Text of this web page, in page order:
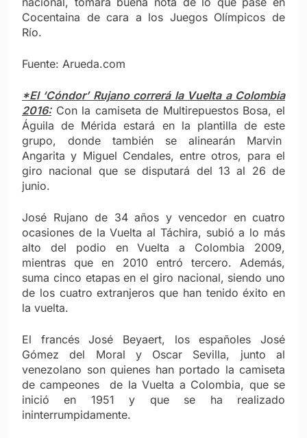
Cocentaina de cara a los Juegos Olímpicos de
Río.
Fuente: Arueda.com
*El ‘Cóndor’ Rujano correrá la Vuelta a Colombia
2016:Con la camiseta de Multirepuestos Bosa, el
Águila de Mérida estará en la plantilla de este
grupo, donde también se alinearán Marvin
Angarita y Miguel Cendales, entre otros, para el
giro nacional que se disputará del 13 al 26 de
junio.
José Rujano de 34 años y vencedor en cuatro
ocasiones de la Vuelta al Táchira, subió a lo más
alto del podio en Vuelta a Colombia 2009,
mientras que en 2010 entró tercero. Además,
suma cinco etapas en el giro nacional, siendo uno
de los cuatro extranjeros que han tenido éxito en
la vuelta.
El francés José Beyaert, los españoles José
Gómez del Moral y Oscar Sevilla, junto al
venezolano son quienes han portado la camiseta
de campeones de la Vuelta a Colombia, que se
inició en 1951 y que se ha realizado
ininterrumpidamente.